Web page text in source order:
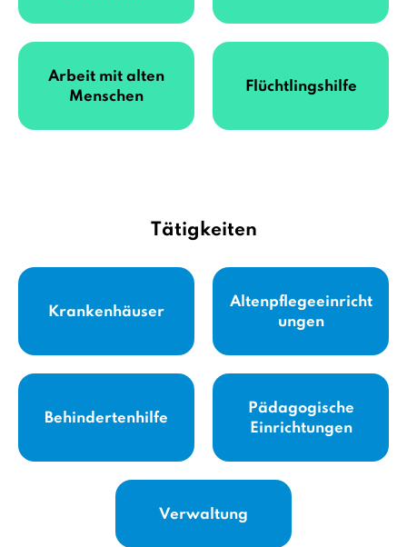
Arbeit mit alten
Menschen
Flüchtlingshilfe
Tätigkeiten
Krankenhäuser
Altenpflegeeinricht
ungen
Behindertenhilfe
Pädagogische
Einrichtungen
Verwaltung